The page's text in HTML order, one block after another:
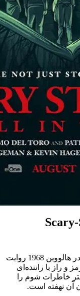
در فیلم Scary Stories to Tell in the Dark که در هالووین 1968 روایت
راز با راننده‌ای
خاطرات شوم را
آن نهفته است.